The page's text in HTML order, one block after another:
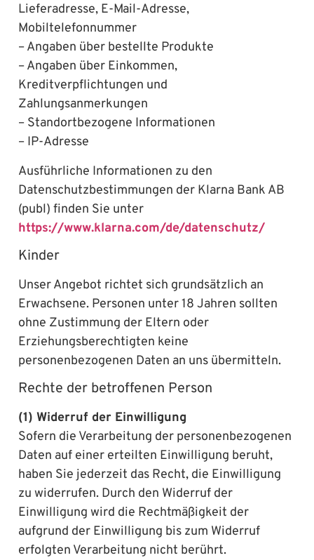
Lieferadresse, E-Mail-Adresse,
Mobiltelefonnummer
– Angaben über bestellte Produkte
– Angaben über Einkommen,
Kreditverpflichtungen und
Zahlungsanmerkungen
– Standortbezogene Informationen
– IP-Adresse
Ausführliche Informationen zu den
Datenschutzbestimmungen der Klarna Bank AB
(publ) finden Sie unter
https://www.klarna.com/de/datenschutz/
Kinder
Unser Angebot richtet sich grundsätzlich an
Erwachsene. Personen unter 18 Jahren sollten
ohne Zustimmung der Eltern oder
Erziehungsberechtigten keine
personenbezogenen Daten an uns übermitteln.
Rechte der betroffenen Person
(1) Widerruf der Einwilligung
Sofern die Verarbeitung der personenbezogenen
Daten auf einer erteilten Einwilligung beruht,
haben Sie jederzeit das Recht, die Einwilligung
zu widerrufen. Durch den Widerruf der
Einwilligung wird die Rechtmäßigkeit der
aufgrund der Einwilligung bis zum Widerruf
erfolgten Verarbeitung nicht berührt.